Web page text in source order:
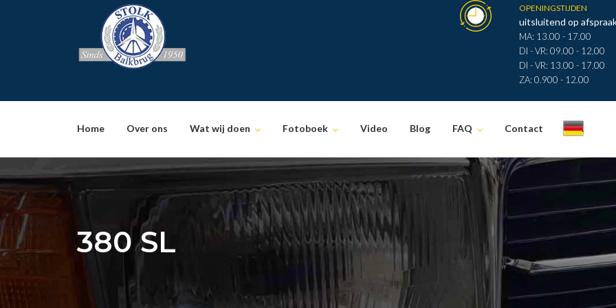
OPENINGSTIJDEN
uitsluitend op
MA: 13.00 - 17.00
DI - VR: 09.00 - 12.00
DI - VR: 13.00 - 17.00
ZA: 0.900 - 12.00
Home Over ons Wat wij doen Fotoboek Video Blog FAQ Contact .
380 SL